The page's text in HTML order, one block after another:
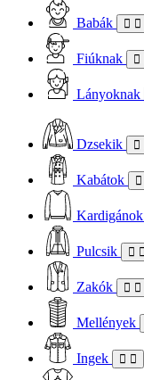
Babák
Fiúknak
Lányoknak
Dzsekik
Kabátok
Kardigánok
Pulcsik
Zakók
Mellények
Ingek